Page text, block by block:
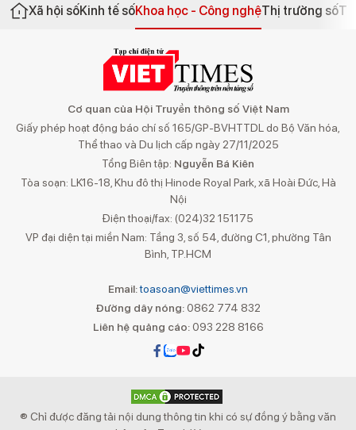
Xã hội sốKinh tế sốKhoa học - Công nghệThị trường số
Cơ quan của Hội Truyền thông số Việt Nam
Giấy phép hoạt động báo chí số 165/GP-BVHTTDL do Bộ Văn hóa,
Thể thao và Du lịch cấp ngày 27/11/2025
Tổng Biên tập: Nguyễn Bá Kiên
Tòa soạn: LK16-18, Khu đô thị Hinode Royal Park, xã Hoài Đức, Hà
Nội
Điện thoại/fax: (024)32 151175
VP đại diện tại miền Nam: Tầng 3, số 54, đường C1, phường Tân
Bình, TP.HCM
Email:toasoan@viettimes.vn
Đường dây nóng: 0862 774 832
Liên hệ quảng cáo:093 228 8166
® Chỉ được đăng tải nội dung thông tin khi có sự đồng ý bằng văn